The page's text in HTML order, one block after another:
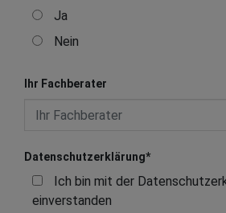
Ja
Nein
Ihr Fachberater
Datenschutzerklärung*
einverstanden